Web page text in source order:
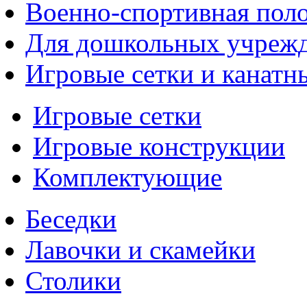
Военно-спортивная
Для дошкольных
Игровые сетки и
Игровые сетки
Игровые конструкции
Комплектующие
Беседки
Лавочки и скамейки
Столики